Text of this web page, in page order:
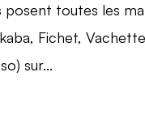
posent toutes les
Fichet,
sur...